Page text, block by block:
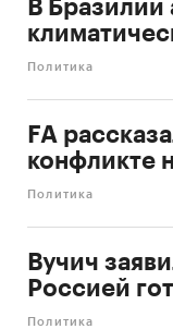
В Бразилии
Политика
FA
конфликте
Политика
Вучич
Россией
Политика